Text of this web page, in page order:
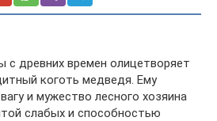
древних времен олицетворяет
коготь медведя. Ему
и мужество лесного хозяина
слабых и способностью